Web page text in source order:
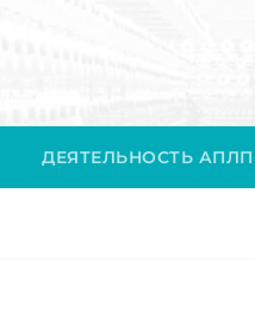
ДЕЯТЕЛЬНОСТЬ АПЛП